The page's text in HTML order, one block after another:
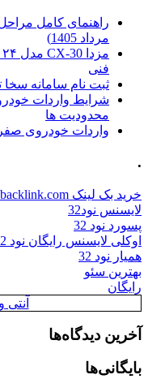
مرداد 1405)
فنی
ثبت نام سامانه
شرایط واردات
محدودیت ها
واردات خودروی
.
خرید بک لینک behtarinbacklink.com
لایسنس نود32
پسورد نود 32
اوکلی لایسنس رایگان نود 32
همیار نود 32
بهترین سئو
رایگان
آخرین دیدگاه‌ها
بایگانی‌ها